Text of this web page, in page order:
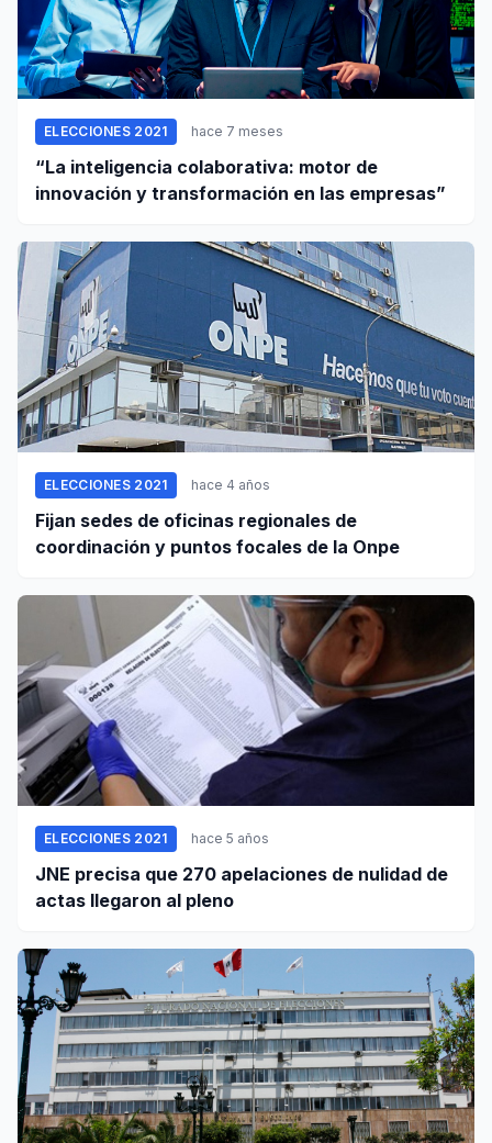
ELECCIONES 2021 hace 7 meses
“La inteligencia colaborativa: motor de
innovación y transformación en las empresas”
ELECCIONES 2021 hace 4 años
Fijan sedes de oficinas regionales de
coordinación y puntos focales de la Onpe
ELECCIONES 2021 hace 5 años
JNE precisa que 270 apelaciones de nulidad de
actas llegaron al pleno